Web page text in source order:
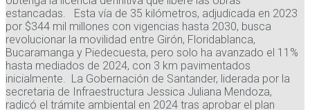
estancadas. Esta vía de 35 kilómetros, adjudicada en 2023
por $344 mil millones con vigencias hasta 2030, busca
revolucionar la movilidad entre Girón, Floridablanca,
Bucaramanga y Piedecuesta, pero solo ha avanzado el 11%
hasta mediados de 2024, con 3 km pavimentados
inicialmente. La Gobernación de Santander, liderada por la
secretaria de Infraestructura Jessica Juliana Mendoza,
radicó el trámite ambiental en 2024 tras aprobar el plan